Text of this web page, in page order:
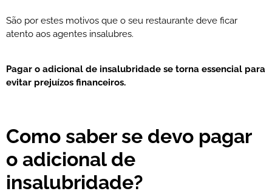
São por estes motivos que o seu restaurante deve ficar
atento aos agentes insalubres.
Pagar o adicional de insalubridade se torna essencial para
evitar prejuízos financeiros.
Como saber se devo pagar
o adicional de
insalubridade?